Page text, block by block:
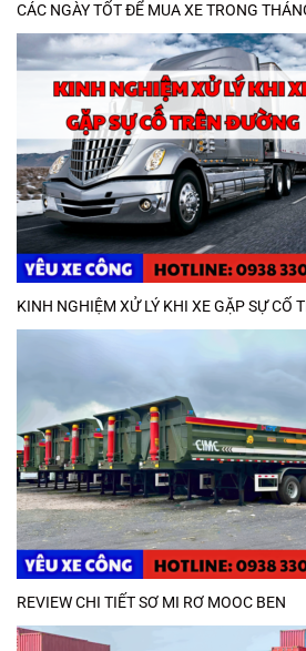
CÁC NGÀY TỐT ĐỂ MUA XE TRONG
KINH NGHIỆM XỬ LÝ KHI XE GẶP SỰ CỐ
REVIEW CHI TIẾT SƠ MI RƠ MOOC BEN